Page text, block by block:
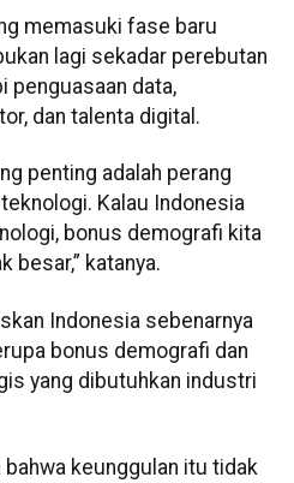
memasuki fase baru
lagi sekadar perebutan
penguasaan data,
dan talenta digital.
penting adalah perang
Kalau Indonesia
bonus demografi kita
besar,” katanya.
Indonesia sebenarnya
bonus demografi dan
yang dibutuhkan industri
bahwa keunggulan itu tidak